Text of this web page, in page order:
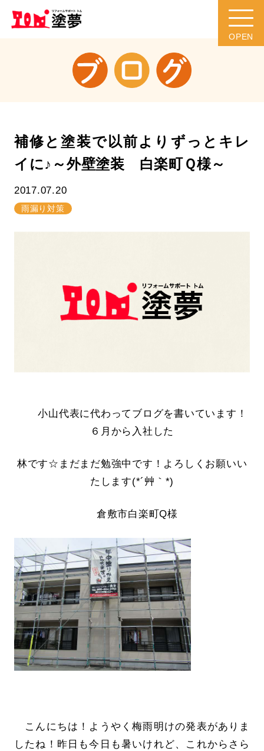
補修と塗装で以前よりずっとキレ
イに♪～外壁塗装 白楽町Ｑ様～
2017.07.20
雨漏り対策
小山代表に代わってブログを書いています！
６月から入社した
林です☆まだまだ勉強中です！よろしくお願いい
たします(*´艸｀*)
倉敷市白楽町Q様
こんにちは！ようやく梅雨明けの発表がありま
したね！昨日も今日も暑いけれど、これからさら